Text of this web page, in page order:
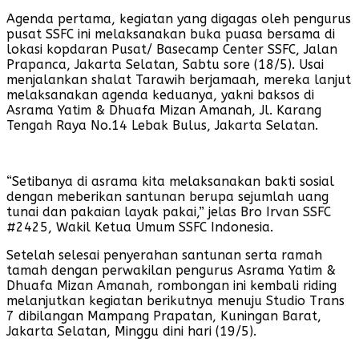
Agenda pertama, kegiatan yang digagas oleh pengurus
pusat SSFC ini melaksanakan buka puasa bersama di
lokasi kopdaran Pusat/ Basecamp Center SSFC, Jalan
Prapanca, Jakarta Selatan, Sabtu sore (18/5). Usai
menjalankan shalat Tarawih berjamaah, mereka lanjut
melaksanakan agenda keduanya, yakni baksos di
Asrama Yatim & Dhuafa Mizan Amanah, Jl. Karang
Tengah Raya No.14 Lebak Bulus, Jakarta Selatan.
“Setibanya di asrama kita melaksanakan bakti sosial
dengan meberikan santunan berupa sejumlah uang
tunai dan pakaian layak pakai,” jelas Bro Irvan SSFC
#2425, Wakil Ketua Umum SSFC Indonesia.
Setelah selesai penyerahan santunan serta ramah
tamah dengan perwakilan pengurus Asrama Yatim &
Dhuafa Mizan Amanah, rombongan ini kembali riding
melanjutkan kegiatan berikutnya menuju Studio Trans
7 dibilangan Mampang Prapatan, Kuningan Barat,
Jakarta Selatan, Minggu dini hari (19/5).